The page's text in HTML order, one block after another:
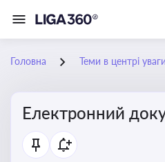
Головна Теми в центрі уваги
Електронний